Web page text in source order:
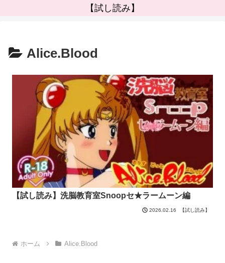
【試し読み】
Alice.Blood
【試し読み】洗脳教育室Snoopセ★ラームーン編
2026.02.16 【試し読み】
ホーム Alice.Blood